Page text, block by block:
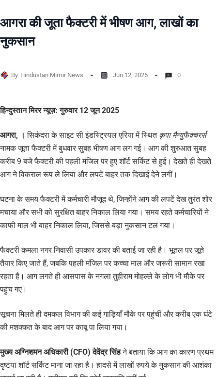
आगरा की जूता फैक्टरी में भीषण आग, लाखों का
नुकसान
By Hindustan Mirror News Jun 12, 2025 0
हिन्दुस्तान मिरर न्यूज़: गुरुवार 12 जून 2025
आगरा, । सिकंदरा के साइट सी इंडस्ट्रियल एरिया में स्थित कृपा मैन्युफैक्चरर्स
नामक जूता फैक्टरी में बुधवार सुबह भीषण आग लग गई। आग की शुरुआत सुबह
करीब 9 बजे फैक्टरी की पहली मंजिल पर हुए शॉर्ट सर्किट से हुई। देखते ही देखते
आग ने विकराल रूप ले लिया और लपटें बाहर तक दिखाई देने लगीं।
घटना के समय फैक्टरी में कर्मचारी मौजूद थे, जिन्होंने आग की लपटें देख तुरंत शोर
मचाया और सभी को सुरक्षित बाहर निकाल लिया गया। समय रहते कर्मचारियों ने
काफी माल भी बाहर निकाल लिया, जिससे बड़ा नुकसान टल गया।
फैक्टरी कमला नगर निवासी उपकार डावर की बताई जा रही है। भूतल पर जूते
तैयार किए जाते हैं, जबकि पहली मंजिल पर कच्चा माल और जरूरी सामान रखा
रहता है। आग लगते ही आसपास के नगला तुहीराम मोहल्ले के लोग भी मौके पर
पहुंच गए।
सूचना मिलते ही दमकल विभाग की कई गाड़ियाँ मौके पर पहुंचीं और करीब एक घंटे
की मशक्कत के बाद आग पर काबू पा लिया गया।
मुख्य अग्निशमन अधिकारी (CFO) देवेंद्र सिंहने बताया कि आग का कारण प्रथम
दृष्टया शॉर्ट सर्किट माना जा रहा है। हादसे में लाखों रुपये के नुकसान की आशंका